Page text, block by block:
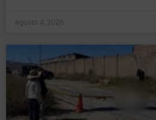
agosto 4, 2026